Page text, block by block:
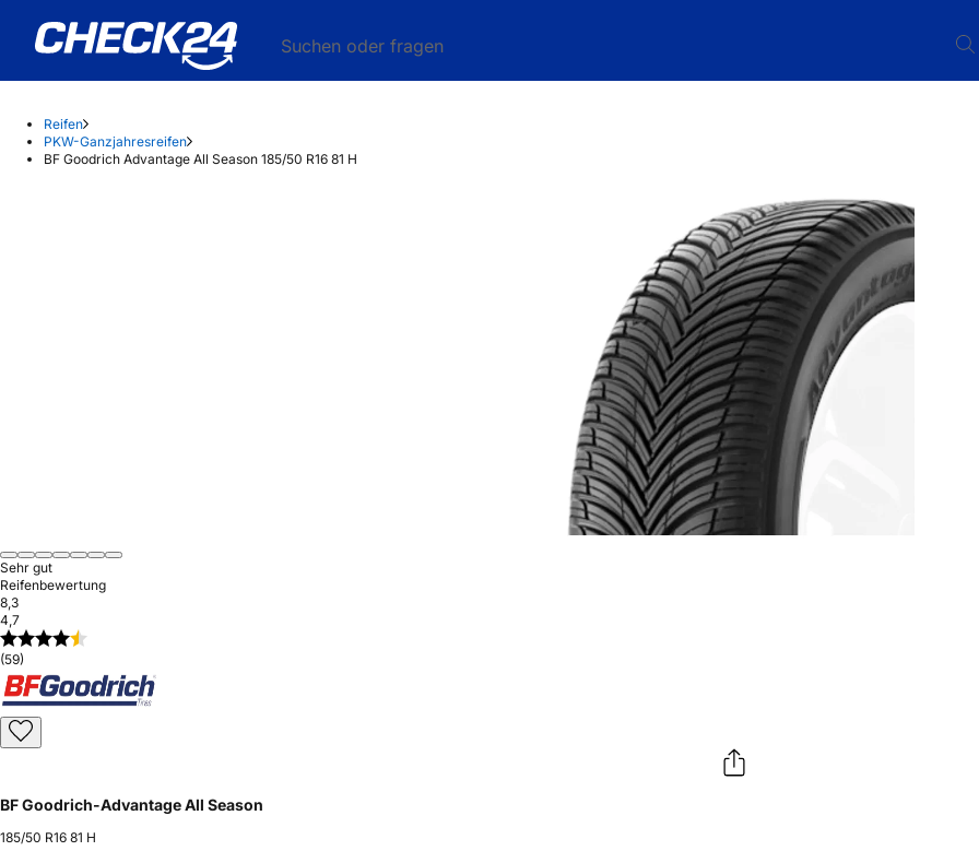
Suchen oder fragen
Reifen
PKW-Ganzjahresreifen
BF Goodrich Advantage All Season 185/50 R16 81 H
Sehr gut
Reifenbewertung
8,3
4,7
(59)
BF Goodrich-Advantage All Season
185/50 R16 81 H